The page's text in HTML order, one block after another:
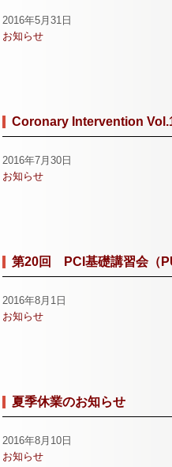
2016年5月31日
お知らせ
Coronary Intervention
2016年7月30日
お知らせ
第20回 PCI基礎講習会（
2016年8月1日
お知らせ
夏季休業のお知らせ
2016年8月10日
お知らせ